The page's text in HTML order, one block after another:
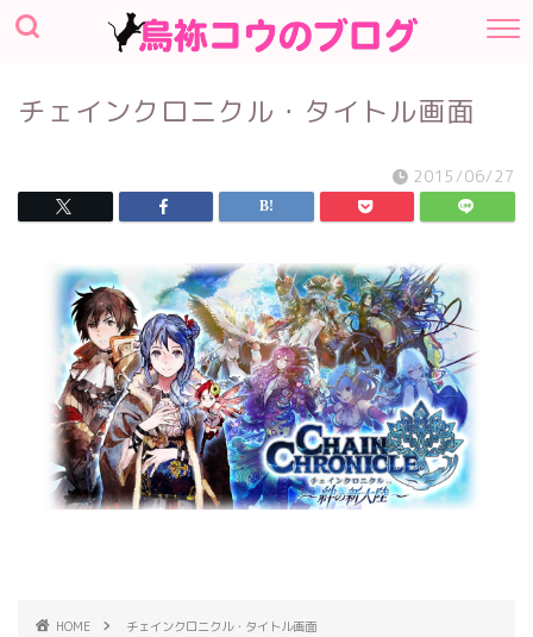
チェインクロニクル・タイトル画面
2015/06/27
HOME チェインクロニクル・タイトル画面